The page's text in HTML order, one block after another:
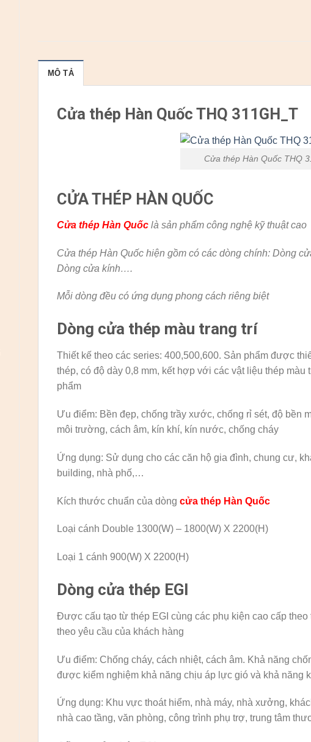
MÔ TẢ
Cửa thép Hàn Quốc THQ 311GH_T
Cửa thép Hàn Quốc THQ
CỬA THÉP HÀN QUỐC
Cửa thép Hàn Quốclà sản phẩm công nghệ kỹ thuật cao
Cửa thép Hàn Quốc hiện gồm có các dòng chính: Dòng
Dòng cửa kính….
Mỗi dòng đều có ứng dụng phong cách riêng biệt
Dòng cửa thép màu trang trí
Thiết kế theo các series: 400,500,600. Sản phẩm được
thép, có độ dày 0,8 mm, kết hợp với các vật liệu thép màu
phẩm
Ưu điểm: Bền đẹp, chống trầy xước, chống rỉ sét, độ bền
môi trường, cách âm, kín khí, kín nước, chống cháy
Ứng dụng: Sử dụng cho các căn hộ gia đình, chung cư,
building, nhà phố,…
Kích thước chuẩn của dòng cửa thép Hàn Quốc
Loại cánh Double 1300(W) – 1800(W) X 2200(H)
Loại 1 cánh 900(W) X 2200(H)
Dòng cửa thép EGI
Được cấu tạo từ thép EGI cùng các phụ kiện cao cấp
theo yêu cầu của khách hàng
Ưu điểm: Chống cháy, cách nhiệt, cách âm. Khả năng
được kiểm nghiệm khả năng chịu áp lực gió và khả năng
Ứng dụng: Khu vực thoát hiểm, nhà máy, nhà xưởng,
nhà cao tầng, văn phòng, công trình phụ trợ, trung tâm